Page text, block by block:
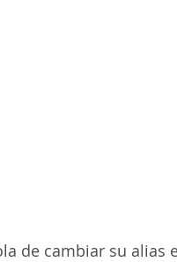
de cambiar su